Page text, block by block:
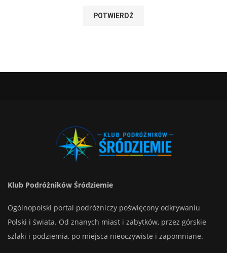
Klub Podróżników Śródziemie
Ogólnopolski portal podróżniczy poświęcony odkrywaniu
Polski i świata. Od znanych miast i zabytków, przez górskie
szlaki i podziemia, po miejsca nieoczywiste i zapomniane.